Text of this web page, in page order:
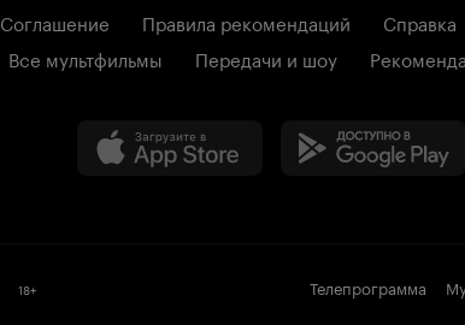
Соглашение Правила рекомендаций Справка
Все мультфильмы
Передачи и шоу
18+ Телепрограмма